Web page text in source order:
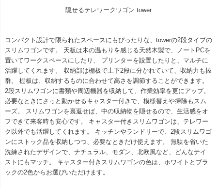
隠せるテレワークワゴン tower
コンパクト設計で限られたスペースにもぴったりな、towerの2段タイプの
スリムワゴンです。 天板は木の温もりを感じる天然木製で、ノートPCを
置いてワークスペースにしたり、 プリンターを設置したりと、マルチに
活躍してくれます。 収納部は棚板で上下2段に分かれていて、収納力も抜
群。 棚板は、収納するものに合わせて高さを調節することができます。
2段スリムワゴンに書類や周辺機器を収納して、作業効率を更にアップ。
必要なときにさっと動かせるキャスター付きで、模様替えや掃除もスム
ーズ。 スリムワゴンを裏返せば、中の収納物を隠せるので、生活感をオ
フできて来客時も安心です。 キャスター付きスリムワゴンは、テレワー
ク以外でも活躍してくれます。 キッチンやランドリーで、2段スリムワゴ
ンにストック品を収納しつつ、必要なときだけ使えます。 無駄を省いた
洗練されたデザインで、ナチュラル、モダン、北欧風など、どんなテイ
ストにもマッチ。 キャスター付きスリムワゴンの色は、ホワイトとブラ
ックの2色からお選びいただけます。